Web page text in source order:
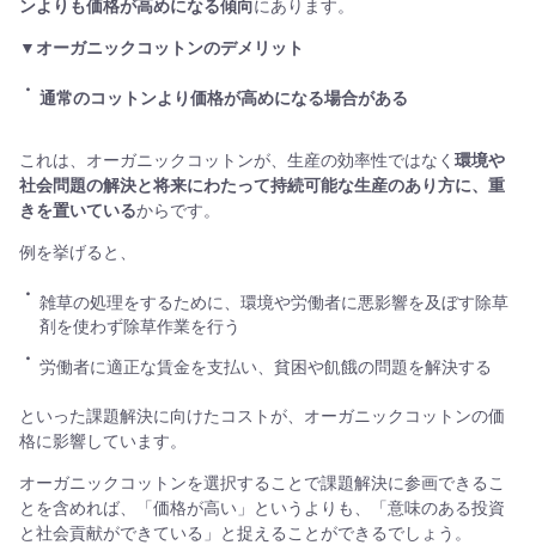
▼オーガニックコットンのデメリット
通常のコットンより価格が高めになる場合がある
これは、オーガニックコットンが、生産の効率性ではなく 環境や
社会問題の解決と将来にわたって持続可能な生産のあり方に、重
きを置いているからです。
例を挙げると、
雑草の処理をするために、環境や労働者に悪影響を及ぼす除草
剤を使わず除草作業を行う
労働者に適正な賃金を支払い、貧困や飢餓の問題を解決する
といった課題解決に向けたコストが、オーガニックコットンの価
格に影響しています。
オーガニックコットンを選択することで課題解決に参画できるこ
とを含めれば、「価格が高い」というよりも、「意味のある投資
と社会貢献ができている」と捉えることができるでしょう。